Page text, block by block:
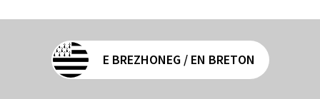
E BREZHONEG / EN BRETON